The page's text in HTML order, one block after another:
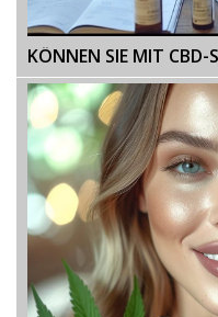
KÖNNEN SIE MIT CBD-